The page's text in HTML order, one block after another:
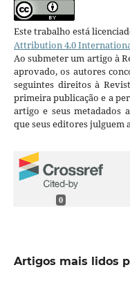
Este trabalho está
Attribution 4.0
Ao submeter um artigo à
aprovado, os autores
seguintes direitos à
primeira publicação e a
artigo e seus metadados
que seus editores julguem
0
Artigos mais lidos